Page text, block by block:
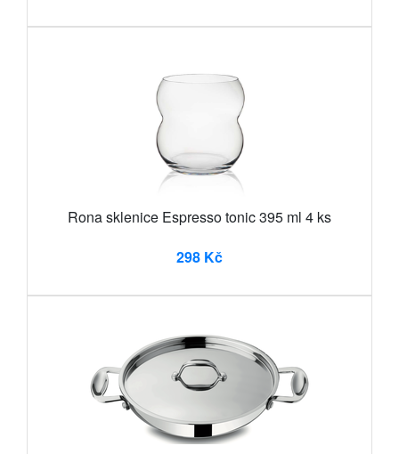
Rona sklenice Espresso tonic 395 ml 4 ks
298 Kč